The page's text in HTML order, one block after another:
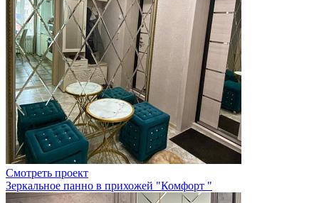
Смотреть проект
Зеркальное панно в прихожей "Комфорт "